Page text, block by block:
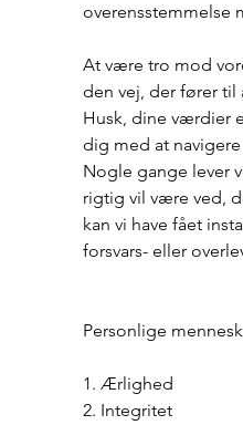
overensstemmelse
At være tro mod
den vej, der fører
Husk, dine værdier
dig med at
Nogle gange lever
rigtig vil være ved,
kan vi have fået
forsvars- eller
Personlige
1. Ærlighed
2. Integritet